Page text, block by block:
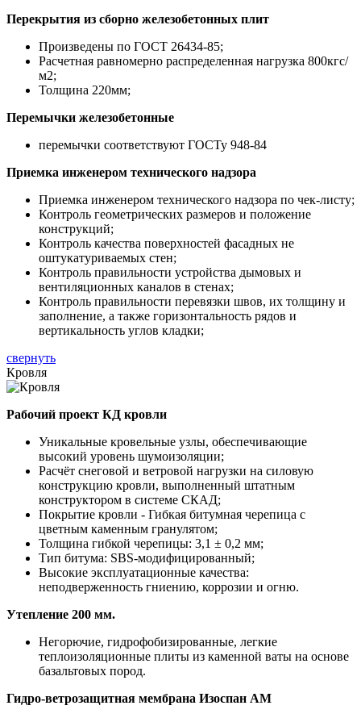
Перекрытия из сборно железобетонных плит
Произведены по ГОСТ 26434-85;
Расчетная равномерно распределенная нагрузка 800кгс/
м2;
Толщина 220мм;
Перемычки железобетонные
перемычки соответствуют ГОСТу 948-84
Приемка инженером технического надзора
Приемка инженером технического надзора по чек-листу;
Контроль геометрических размеров и положение
конструкций;
Контроль качества поверхностей фасадных не
оштукатуриваемых стен;
Контроль правильности устройства дымовых и
вентиляционных каналов в стенах;
Контроль правильности перевязки швов, их толщину и
заполнение, а также горизонтальность рядов и
вертикальность углов кладки;
свернуть
Кровля
Рабочий проект КД кровли
Уникальные кровельные узлы, обеспечивающие
высокий уровень шумоизоляции;
Расчёт снеговой и ветровой нагрузки на силовую
конструкцию кровли, выполненный штатным
конструктором в системе СКАД;
Покрытие кровли - Гибкая битумная черепица с
цветным каменным гранулятом;
Толщина гибкой черепицы: 3,1 ± 0,2 мм;
Тип битума: SBS-модифицированный;
Высокие эксплуатационные качества:
неподверженность гниению, коррозии и огню.
Утепление 200 мм.
Негорючие, гидрофобизированные, легкие
теплоизоляционные плиты из каменной ваты на основе
базальтовых пород.
Гидро-ветрозащитная мембрана Изоспан АМ